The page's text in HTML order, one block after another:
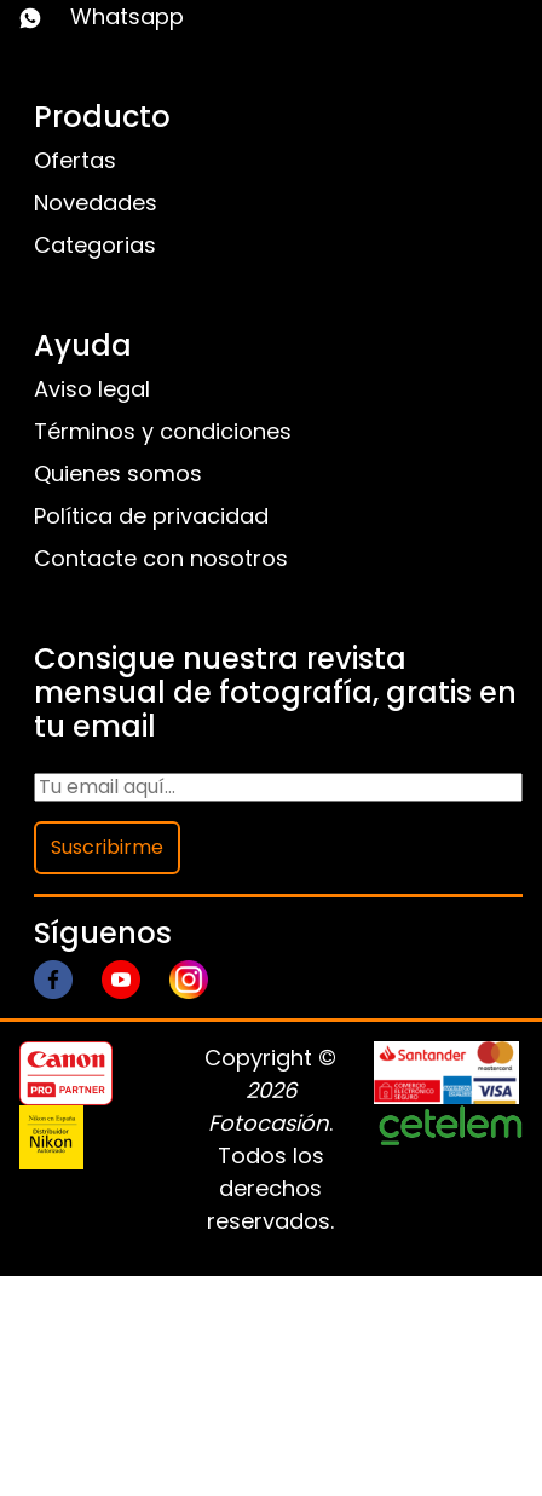
Whatsapp
Producto
Ofertas
Novedades
Categorias
Ayuda
Aviso legal
Términos y condiciones
Quienes somos
Política de privacidad
Contacte con nosotros
Consigue nuestra revista
mensual de fotografía, gratis en
tu email
Suscribirme
Síguenos
Copyright ©
2026
Fotocasión.
Todos los
derechos
reservados.